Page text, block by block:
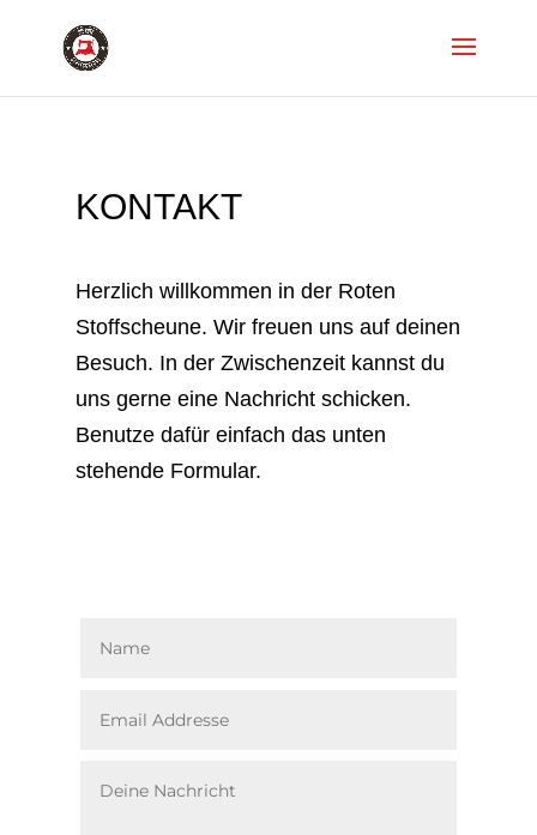
KONTAKT
Herzlich willkommen in der Roten
Stoffscheune. Wir freuen uns auf deinen
Besuch. In der Zwischenzeit kannst du
uns gerne eine Nachricht schicken.
Benutze dafür einfach das unten
stehende Formular.